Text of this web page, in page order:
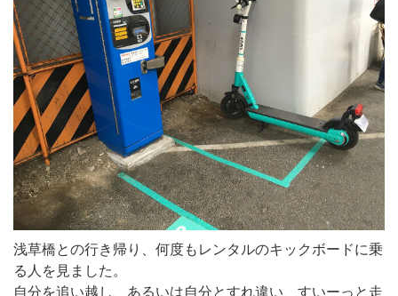
浅草橋との行き帰り、何度もレンタルのキックボードに乗
る人を見ました。
自分を追い越し、あるいは自分とすれ違い、すいーっと走